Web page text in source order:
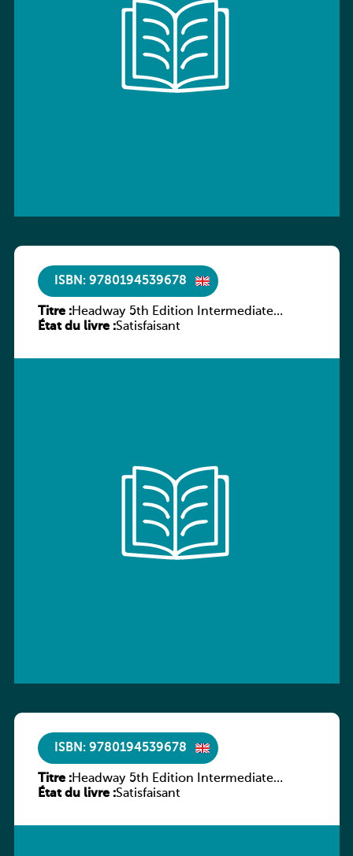
ISBN: 9780194539678
Titre :Headway 5th Edition Intermediate
Workbook without key
État du livre :Satisfaisant
ISBN: 9780194539678
Titre :Headway 5th Edition Intermediate
Workbook without key
État du livre :Satisfaisant